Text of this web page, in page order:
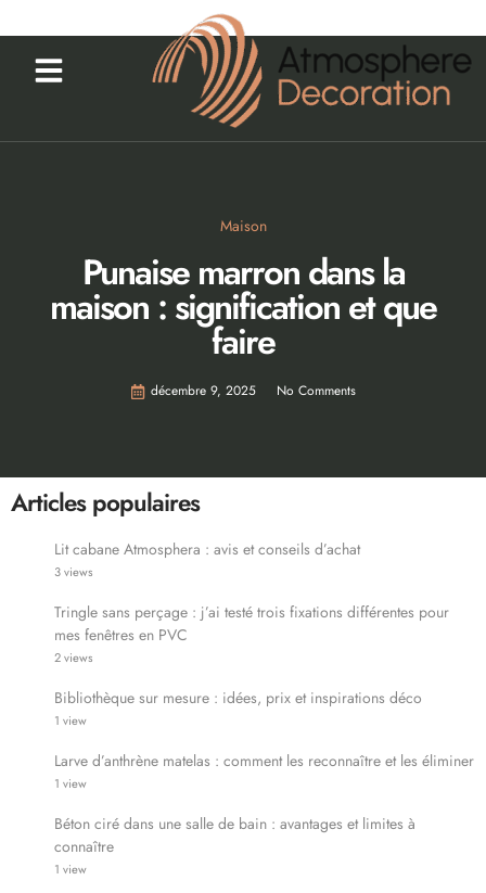
Maison
Punaise marron dans la
maison : signification et que
faire
décembre 9, 2025 No Comments
Articles populaires
Lit cabane Atmosphera : avis et conseils d’achat
3 views
Tringle sans perçage : j’ai testé trois fixations différentes pour
mes fenêtres en PVC
2 views
Bibliothèque sur mesure : idées, prix et inspirations déco
1 view
Larve d’anthrène matelas : comment les reconnaître et les éliminer
1 view
Béton ciré dans une salle de bain : avantages et limites à
connaître
1 view